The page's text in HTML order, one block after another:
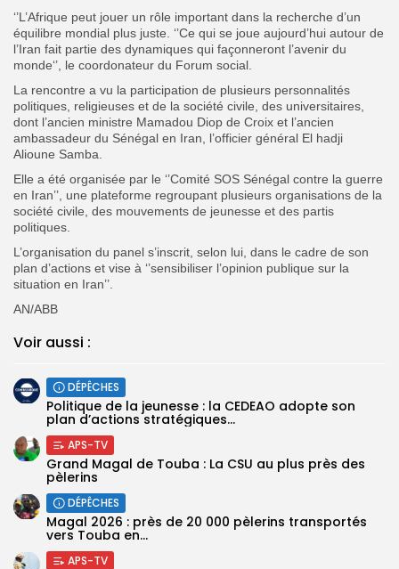
‘’L’Afrique peut jouer un rôle important dans la recherche d’un
équilibre mondial plus juste. ‘’Ce qui se joue aujourd’hui autour de
l’Iran fait partie des dynamiques qui façonneront l’avenir du
monde‘’, le coordonateur du Forum social.
La rencontre a vu la participation de plusieurs personnalités
politiques, religieuses et de la société civile, des universitaires,
dont l’ancien ministre Mamadou Diop de Croix et l’ancien
ambassadeur du Sénégal en Iran, l’officier général El hadji
Alioune Samba.
Elle a été organisée par le ‘’Comité SOS Sénégal contre la guerre
en Iran’’, une plateforme regroupant plusieurs organisations de la
société civile, des mouvements de jeunesse et des partis
politiques.
L’organisation du panel s’inscrit, selon lui, dans le cadre de son
plan d’actions et vise à ‘’sensibiliser l’opinion publique sur la
situation en Iran’’.
AN/ABB
Voir aussi :
DÉPÊCHES
Politique de la jeunesse : la CEDEAO adopte son
plan d’actions stratégiques...
APS-TV
Grand Magal de Touba : La CSU au plus près des
pèlerins
DÉPÊCHES
Magal 2026 : près de 20 000 pèlerins transportés
vers Touba en...
APS-TV